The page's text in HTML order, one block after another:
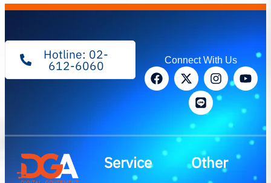
Hotline: 02-
612-6060 Connect With Us
Service Other